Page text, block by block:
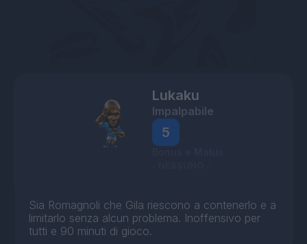
Lukaku
Impalpabile
5
Sia Romagnoli che Gila riescono a contenerlo e a
limitarlo senza alcun problema. Inoffensivo per
tutti e 90 minuti di gioco.